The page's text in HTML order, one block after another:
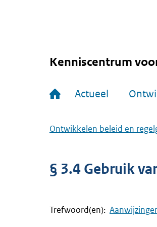
Kenniscentrum
Actueel
Kruimelpad
Ontwikkelen beleid en
§ 3.4 Gebruik
Trefwoord(en):